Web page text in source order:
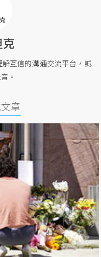
解互信的溝通交流平台，誠
。
章